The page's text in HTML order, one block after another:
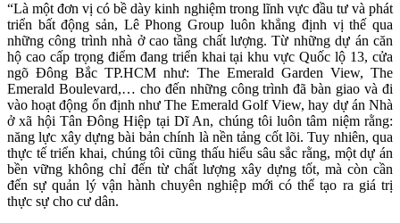
“Là một đơn vị có bề dày kinh nghiệm trong lĩnh vực đầu tư và phát
triển bất động sản, Lê Phong Group luôn khẳng định vị thế qua
những công trình nhà ở cao tầng chất lượng. Từ những dự án căn
hộ cao cấp trọng điểm đang triển khai tại khu vực Quốc lộ 13, cửa
ngõ Đông Bắc TP.HCM như: The Emerald Garden View, The
Emerald Boulevard,… cho đến những công trình đã bàn giao và đi
vào hoạt động ổn định như The Emerald Golf View, hay dự án Nhà
ở xã hội Tân Đông Hiệp tại Dĩ An, chúng tôi luôn tâm niệm rằng:
năng lực xây dựng bài bản chính là nền tảng cốt lõi. Tuy nhiên, qua
thực tế triển khai, chúng tôi cũng thấu hiểu sâu sắc rằng, một dự án
bền vững không chỉ đến từ chất lượng xây dựng tốt, mà còn cần
đến sự quản lý vận hành chuyên nghiệp mới có thể tạo ra giá trị
thực sự cho cư dân.